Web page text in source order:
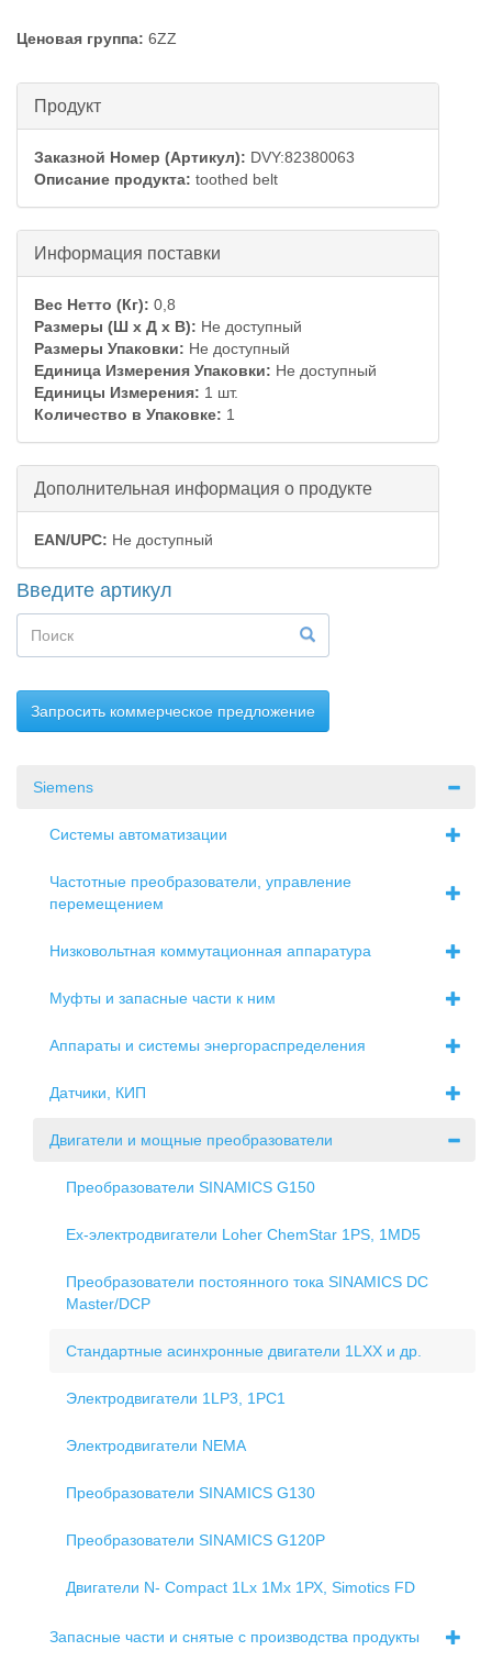
Siemens
Системы автоматизации
Частотные преобразователи, управление
перемещением
Низковольтная коммутационная аппаратура
Муфты и запасные части к ним
Аппараты и системы энергораспределения
Датчики, КИП
Двигатели и мощные преобразователи
Преобразователи SINAMICS G150
Ex-электродвигатели Loher ChemStar 1PS, 1MD5
Преобразователи постоянного тока SINAMICS DC
Master/DCP
Стандартные асинхронные двигатели 1LХХ и др.
Электродвигатели 1LP3, 1РС1
Электродвигатели NEMA
Преобразователи SINAMICS G130
Преобразователи SINAMICS G120P
Двигатели N- Compact 1Lх 1Мх 1РХ, Simotics FD
Запасные части и снятые с производства продукты
Ценовая группа: 6ZZ
Скрыть
Продукт
Заказной Номер (Артикул): DVY:82380063
Описание продукта: toothed belt
Скрыть
Информация поставки
Вес Нетто (Кг): 0,8
Размеры (Ш x Д x В): Не доступный
Размеры Упаковки: Не доступный
Единица Измерения Упаковки: Не доступный
Единицы Измерения: 1 шт.
Количество в Упаковке: 1
Скрыть
Дополнительная информация о продукте
EAN/UPC: Не доступный
Введите артикул
Форма
Запросить коммерческое предложение